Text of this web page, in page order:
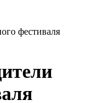
фестиваля